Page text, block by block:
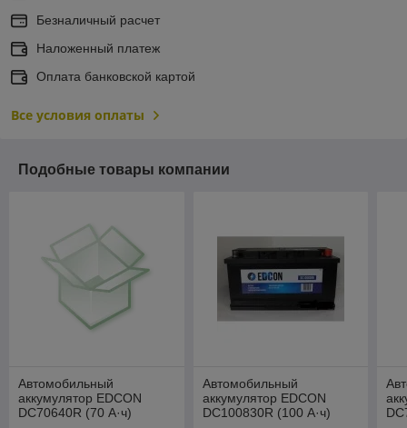
Безналичный расчет
Наложенный платеж
Оплата банковской картой
Все условия оплаты
Подобные товары компании
Автомобильный
аккумулятор EDCON
DC70640R (70 А·ч)
Автомобильный
аккумулятор EDCON
DC100830R (100 А·ч)